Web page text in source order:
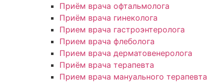
Приём врача офтальмолога
Приём врача гинеколога
Прием врача гастроэнтеролога
Прием врача флеболога
Прием врача дерматовенеролога
Приём врача терапевта
Прием врача мануального терапевта